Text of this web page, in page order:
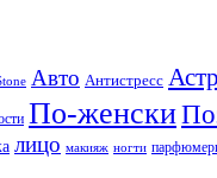
Авто Антистресс
По-женски
лицо макияж ногти